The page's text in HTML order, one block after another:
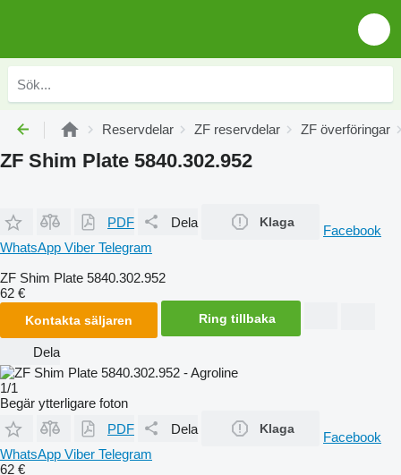
Reservdelar ZF reservdelar ZF överföringar
ZF Shim Plate 5840.302.952
PDF Dela Klaga
Facebook
WhatsApp Viber Telegram
ZF Shim Plate 5840.302.952
62 €
Kontakta säljaren Ring tillbaka
Dela
1/1
Begär ytterligare foton
PDF
Dela Klaga
Facebook
WhatsApp Viber Telegram
62 €